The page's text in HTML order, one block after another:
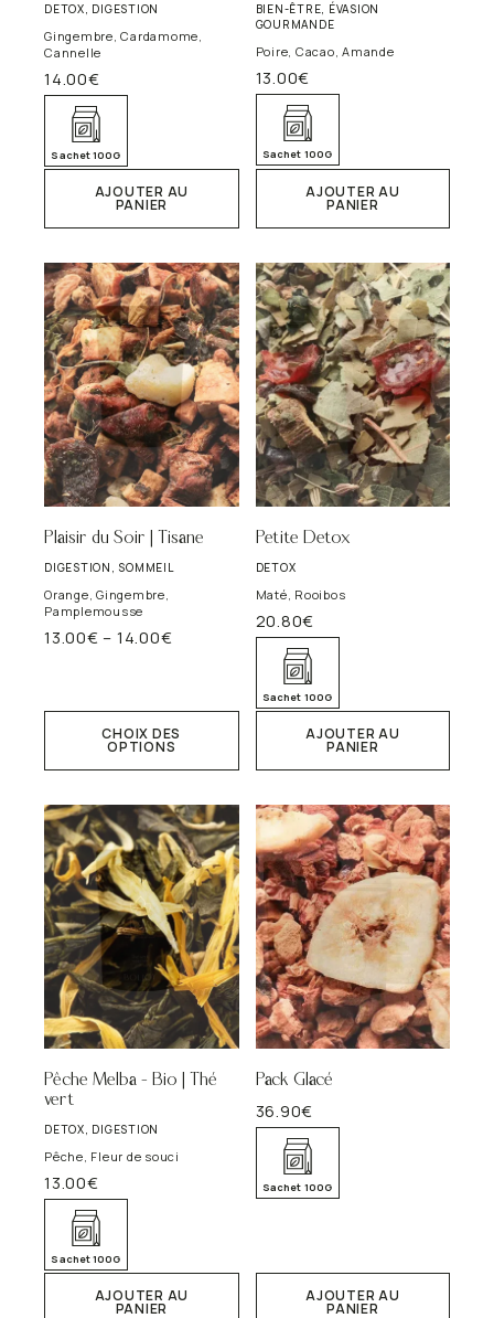
DETOX, DIGESTION
Gingembre, Cardamome,
Cannelle
14.00€
Sachet 100G
AJOUTER AU
PANIER
BIEN-ÊTRE, ÉVASION
GOURMANDE
Poire, Cacao, Amande
13.00€
Sachet 100G
AJOUTER AU
PANIER
Plaisir du Soir | Tisane
DIGESTION, SOMMEIL
Orange, Gingembre,
Pamplemousse
13.00€ – 14.00€
Plage
13.00€
CHOIX DES
OPTIONS
plusieurs
variations.
options
être
choisies
sur
la
page
du
produit
Petite Detox
DETOX
Maté, Rooibos
20.80€
Sachet 100G
AJOUTER AU
PANIER
Pêche Melba – Bio | Thé
vert
DETOX, DIGESTION
Pêche, Fleur de souci
13.00€
Sachet 100G
AJOUTER AU
PANIER
Pack Glacé
36.90€
Sachet 100G
AJOUTER AU
PANIER